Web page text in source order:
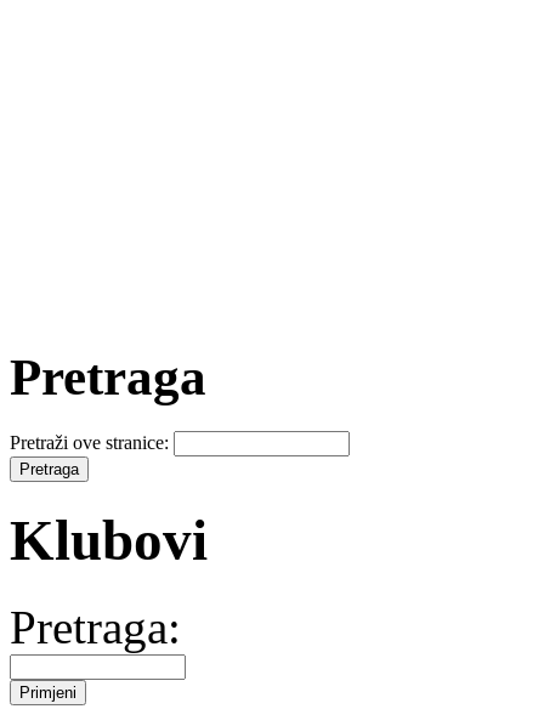
Pretraga
Pretraži ove stranice:
Klubovi
Pretraga: